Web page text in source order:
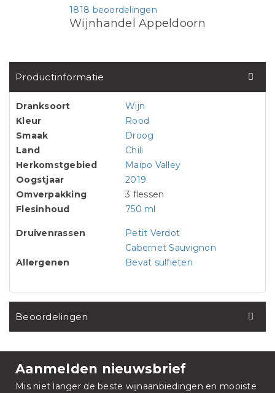
Wijnhandel Appeldoorn
1818 beoordelingen
Productinformatie
Dranksoort
Wijn
Kleur
Rood
Smaak
Droog
Land
Chili
Herkomstgebied
Maipo Valley
Oogstjaar
2019
Omverpakking
3 flessen
Flesinhoud
750 ml
Druivenrassen
Petit Verdot
Cabernet Sauvignon
Allergenen
Bevat sulfieten
Beoordelingen
Aanmelden nieuwsbrief
Mis niet langer de beste wijnaanbiedingen en mooiste